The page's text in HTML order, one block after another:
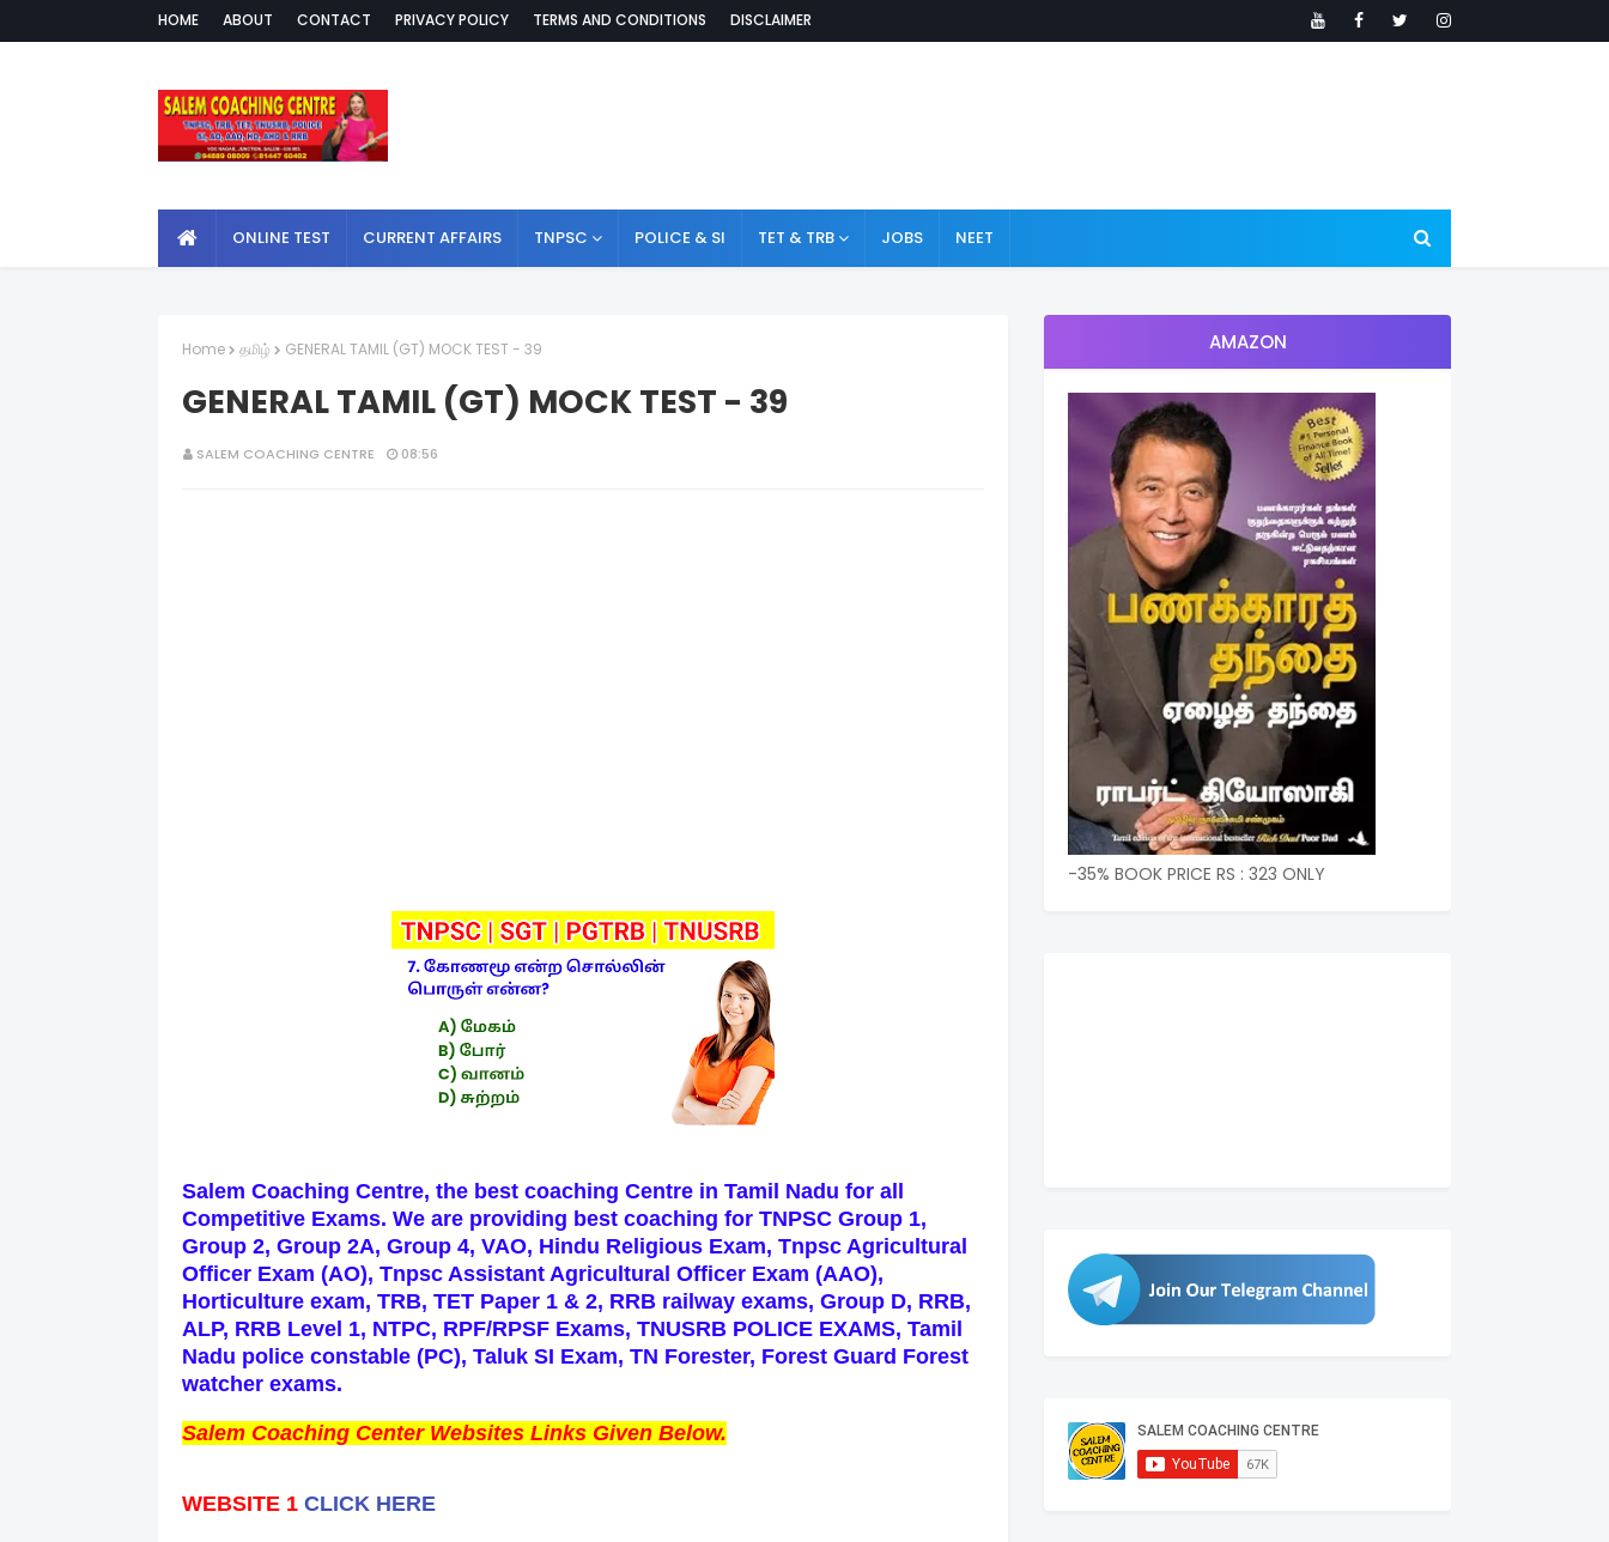
HOME ABOUT CONTACT PRIVACY POLICY TERMS AND CONDITIONS DISCLAIMER
ONLINE TEST CURRENT AFFAIRS TNPSC POLICE & SI TET & TRB JOBS NEET
Home தமிழ் GENERAL TAMIL (GT) MOCK TEST - 39
GENERAL TAMIL (GT) MOCK TEST - 39
SALEM COACHING CENTRE 08:56
Salem Coaching Centre, the best coaching Centre in Tamil Nadu for all
Competitive Exams. We are providing best coaching for TNPSC Group 1,
Group 2, Group 2A, Group 4, VAO, Hindu Religious Exam, Tnpsc Agricultural
Officer Exam (AO), Tnpsc Assistant Agricultural Officer Exam (AAO),
Horticulture exam, TRB, TET Paper 1 & 2, RRB railway exams, Group D, RRB,
ALP, RRB Level 1, NTPC, RPF/RPSF Exams, TNUSRB POLICE EXAMS, Tamil
Nadu police constable (PC), Taluk SI Exam, TN Forester, Forest Guard Forest
watcher exams.
Salem Coaching Center Websites Links Given Below.
WEBSITE 1 CLICK HERE
AMAZON
-35% BOOK PRICE RS : 323 ONLY